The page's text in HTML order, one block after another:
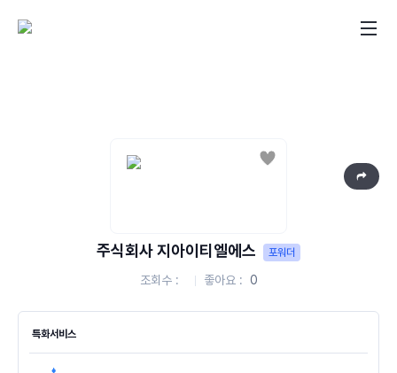
좋아요
주식회사 지아이티엘에스 포워더
조회수 좋아요 0
특화서비스